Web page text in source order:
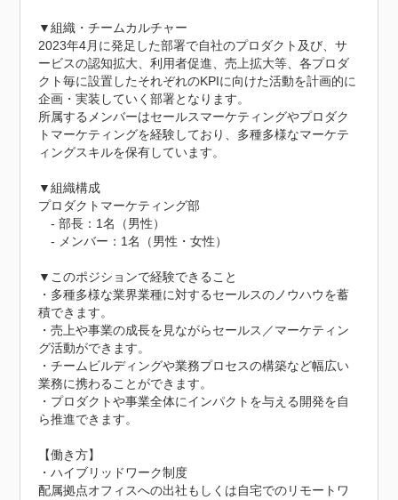
▼組織・チームカルチャー
2023年4月に発足した部署で自社のプロダクト及び、サ
ービスの認知拡大、利用者促進、売上拡大等、各プロダ
クト毎に設置したそれぞれのKPIに向けた活動を計画的に
企画・実装していく部署となります。
所属するメンバーはセールスマーケティングやプロダク
トマーケティングを経験しており、多種多様なマーケテ
ィングスキルを保有しています。
▼組織構成
プロダクトマーケティング部
- 部長：1名（男性）
- メンバー：1名（男性・女性）
▼このポジションで経験できること
・多種多様な業界業種に対するセールスのノウハウを蓄
積できます。
・売上や事業の成長を見ながらセールス／マーケティン
グ活動ができます。
・チームビルディングや業務プロセスの構築など幅広い
業務に携わることができます。
・プロダクトや事業全体にインパクトを与える開発を自
ら推進できます。
【働き方】
・ハイブリッドワーク制度
配属拠点オフィスへの出社もしくは自宅でのリモートワ